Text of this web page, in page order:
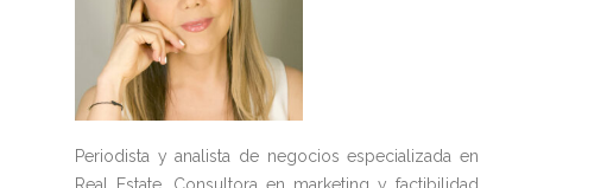
Periodista y analista de negocios especializada en